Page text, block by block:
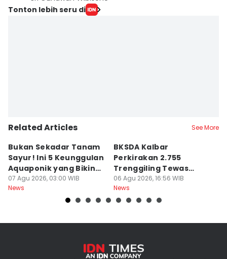
Tonton lebih seru di
Related Articles See More
Bukan Sekadar Tanam
Sayur! Ini 5 Keunggulan
Aquaponik yang Bikin
Takjub
07 Agu 2026, 03:00 WIB
News
BKSDA Kalbar
Perkirakan 2.755
Trenggiling Tewas
untuk Dapat 551 Kg Sisik
06 Agu 2026, 16:56 WIB
News